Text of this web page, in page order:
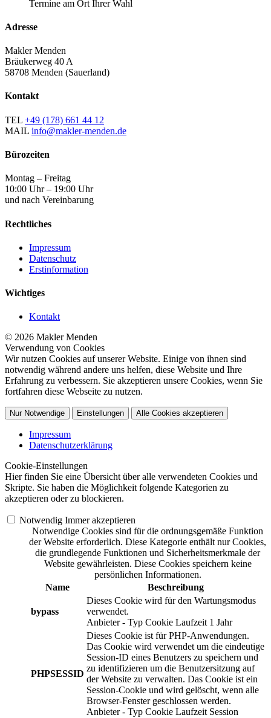
Termine am Ort Ihrer Wahl
Adresse
Makler Menden
Bräukerweg 40 A
58708 Menden (Sauerland)
Kontakt
TEL +49 (178) 661 44 12
MAIL info@makler-menden.de
Bürozeiten
Montag – Freitag
10:00 Uhr – 19:00 Uhr
und nach Vereinbarung
Rechtliches
Impressum
Datenschutz
Erstinformation
Wichtiges
Kontakt
© 2026 Makler Menden
Verwendung von Cookies
Wir nutzen Cookies auf unserer Website. Einige von ihnen sind
notwendig während andere uns helfen, diese Website und Ihre
Erfahrung zu verbessern. Sie akzeptieren unsere Cookies, wenn Sie
fortfahren diese Webseite zu nutzen.
Nur Notwendige Einstellungen Alle Cookies akzeptieren
Impressum
Datenschutzerklärung
Cookie-Einstellungen
Hier finden Sie eine Übersicht über alle verwendeten Cookies und
Skripte. Sie haben die Möglichkeit folgende Kategorien zu
akzeptieren oder zu blockieren.
Notwendig Immer akzeptieren
Notwendige Cookies sind für die ordnungsgemäße Funktion
der Website erforderlich. Diese Kategorie enthält nur Cookies,
die grundlegende Funktionen und Sicherheitsmerkmale der
Website gewährleisten. Diese Cookies speichern keine
persönlichen Informationen.
Name
Beschreibung
bypass
Dieses Cookie wird für den Wartungsmodus
verwendet.
Anbieter - Typ Cookie Laufzeit 1 Jahr
PHPSESSID
Dieses Cookie ist für PHP-Anwendungen.
Das Cookie wird verwendet um die eindeutige
Session-ID eines Benutzers zu speichern und
zu identifizieren um die Benutzersitzung auf
der Website zu verwalten. Das Cookie ist ein
Session-Cookie und wird gelöscht, wenn alle
Browser-Fenster geschlossen werden.
Anbieter - Typ Cookie Laufzeit Session